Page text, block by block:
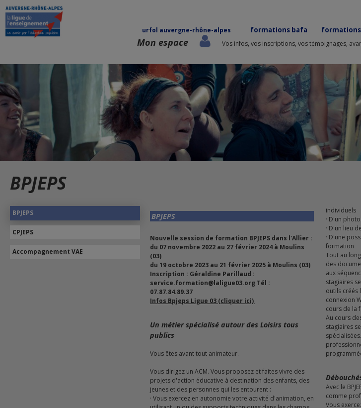
urfol auvergne-rhône-alpes formations bafa
Mon espace Vos infos, vos inscriptions, vos témoignages,
BPJEPS
BPJEPS
CPJEPS
Accompagnement VAE
BPJEPS
Nouvelle session de formation BPJEPS dans l'Allier :
du 07 novembre 2022 au 27 février 2024 à Moulins
(03)
du 19 octobre 2023 au 21 février 2025 à Moulins (03)
Inscription : Géraldine Parillaud :
service.formation@laligue03.org Tél :
07.87.84.89.37
Infos Bpjeps Ligue 03 (cliquer ici)
Un métier spécialisé autour des Loisirs tous
publics
Vous êtes avant tout animateur.
Vous dirigez un ACM. Vous proposez et faites vivre des
projets d'action éducative à destination des enfants, des
jeunes et des personnes qui les entourent :
· Vous exercez en autonomie votre activité d'animation, en
individuels
· D'un
· D'un lieu
· D'une possibilité de se garer gratuitement sur le lieu de
formation
Tout au
des
aux
stagiaires
outils créés
connexion
cours de la
Au cours
stagiaires
Avec le
comme
Vous